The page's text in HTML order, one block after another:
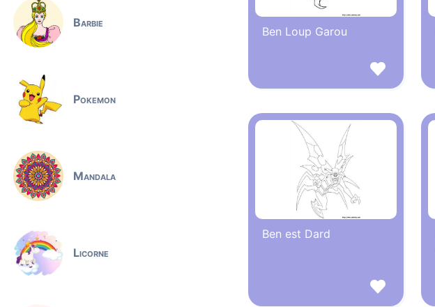
Barbie
Pokemon
Mandala
Licorne
Ben Loup Garou
Ben est Dard